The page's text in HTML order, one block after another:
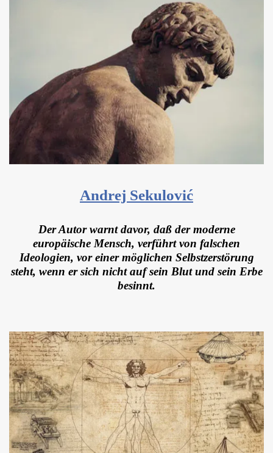
Andrej Sekulović
Der Autor warnt davor, daß der moderne
europäische Mensch, verführt von falschen
Ideologien, vor einer möglichen Selbstzerstörung
steht, wenn er sich nicht auf sein Blut und sein Erbe
besinnt.